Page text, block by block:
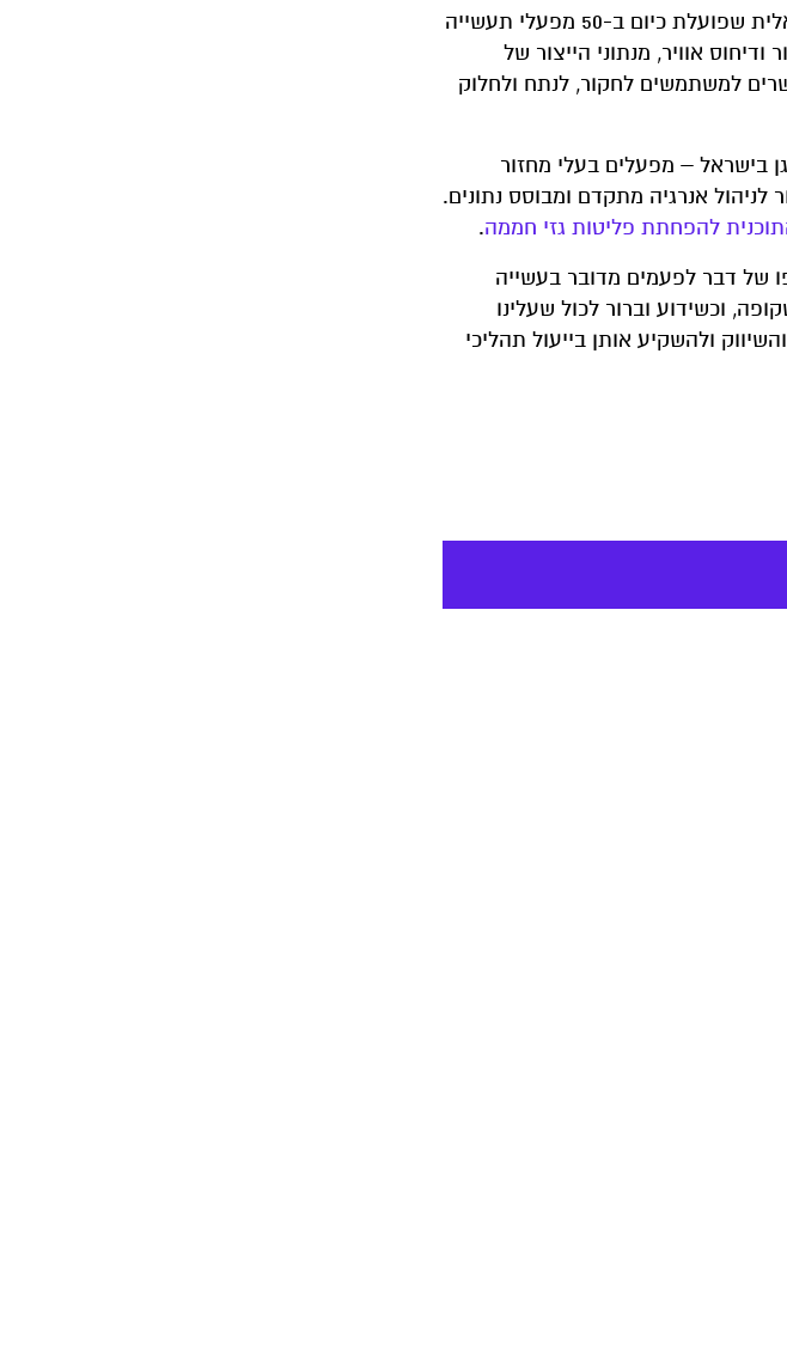
מערכת ניהול האנרגיה שתשמש את מחקר E2e פותחה על ידי "לייטאפ", חברת תוכנה ישראלית שפועלת כיום ב-50 מפעלי תעשייה
אוויר, מנתוני הייצור של
למשתמשים לחקור, לנתח ולחלוק
להשפיע על אופן ניהול האנרגיה גם ב-500 מפעלי העוגן בישראל – מפעלים בעלי מחזור
אנרגיה מתקדם ומבוסס נתונים.
להפחתת פליטות גזי חממה.
של דבר לפעמים מדובר בעשייה
וכשידוע וברור לכול שעלינו
ולהשקיע אותן בייעול תהליכי